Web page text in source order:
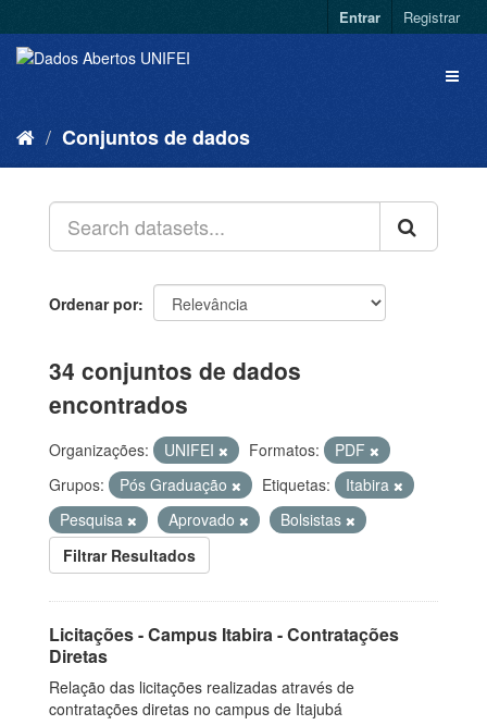
Entrar Registrar
Conjuntos de dados
Ordenar por
34 conjuntos de dados
encontrados
Organizações: UNIFEI Formatos:
PDF
Grupos:
Pós Graduação Etiquetas:
Itabira
Pesquisa
Aprovado
Bolsistas
Filtrar Resultados
Licitações - Campus Itabira - Contratações
Diretas
Relação das licitações realizadas através de
contratações diretas no campus de Itajubá